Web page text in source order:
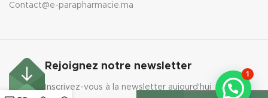
Contact@e-parapharmacie.ma
Rejoignez notre newsletter
Inscrivez-vous à la newsletter aujourd'hui
AVENT
ANTI
1